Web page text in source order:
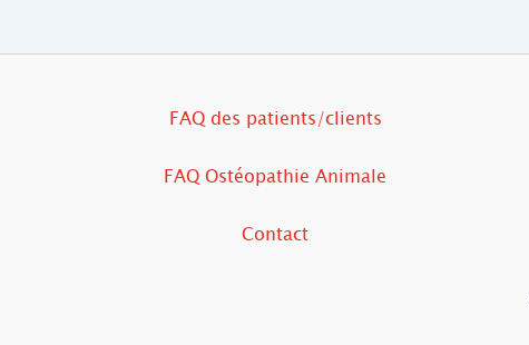
FAQ des patients/clients
FAQ Ostéopathie Animale
Contact